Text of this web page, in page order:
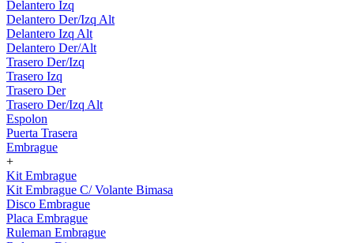
Delantero Izq
Delantero Der/Izq Alt
Delantero Izq Alt
Delantero Der/Alt
Trasero Der/Izq
Trasero Izq
Trasero Der
Trasero Der/Izq Alt
Espolon
Puerta Trasera
Embrague
+
Kit Embrague
Kit Embrague C/ Volante Bimasa
Disco Embrague
Placa Embrague
Ruleman Embrague